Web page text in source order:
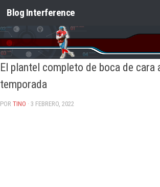
Saltar al contenido
Blog Interference
El plantel completo de boca de cara
temporada
POR TINO · 3 FEBRERO, 2022